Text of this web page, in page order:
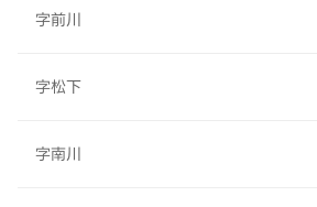
字前川
字松下
字南川